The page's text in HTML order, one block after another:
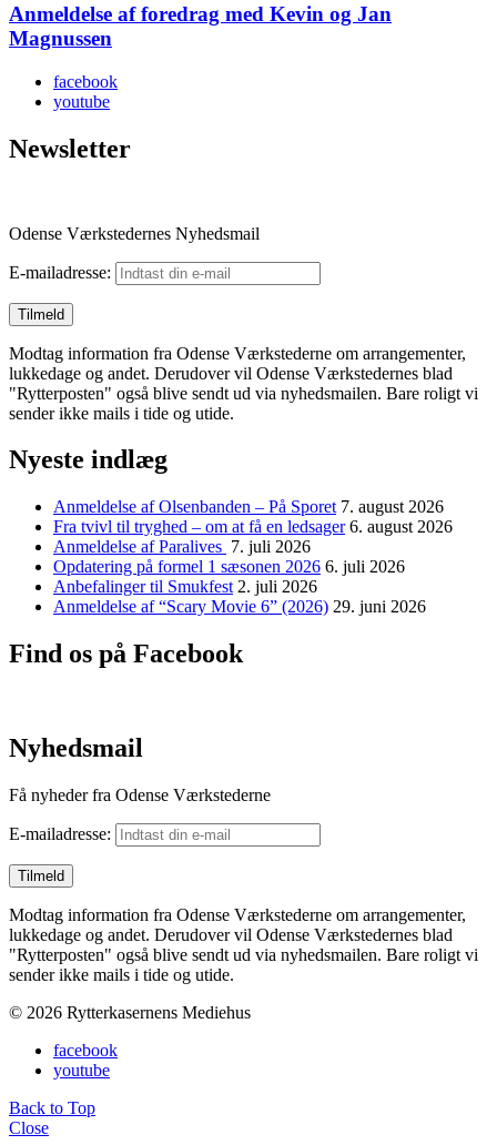
Anmeldelse af foredrag med Kevin og Jan
Magnussen
facebook
youtube
Newsletter
Odense Værkstedernes Nyhedsmail
E-mailadresse:
Modtag information fra Odense Værkstederne om arrangementer,
lukkedage og andet. Derudover vil Odense Værkstedernes blad
"Rytterposten" også blive sendt ud via nyhedsmailen. Bare roligt vi
sender ikke mails i tide og utide.
Nyeste indlæg
Anmeldelse af Olsenbanden – På Sporet 7. august 2026
Fra tvivl til tryghed – om at få en ledsager 6. august 2026
Anmeldelse af Paralives 7. juli 2026
Opdatering på formel 1 sæsonen 2026 6. juli 2026
Anbefalinger til Smukfest 2. juli 2026
Anmeldelse af “Scary Movie 6” (2026) 29. juni 2026
Find os på Facebook
Nyhedsmail
Få nyheder fra Odense Værkstederne
E-mailadresse:
Modtag information fra Odense Værkstederne om arrangementer,
lukkedage og andet. Derudover vil Odense Værkstedernes blad
"Rytterposten" også blive sendt ud via nyhedsmailen. Bare roligt vi
sender ikke mails i tide og utide.
© 2026 Rytterkasernens Mediehus
facebook
youtube
Back to Top
Close